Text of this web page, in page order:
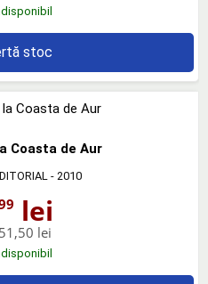
stoc
Coasta de Aur
- 2010
lei
51,50 lei